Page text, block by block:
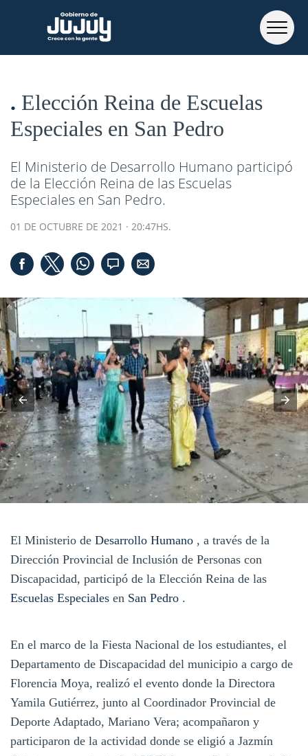
Elección Reina de Escuelas
Especiales en San Pedro
El Ministerio de Desarrollo Humano participó
de la Elección Reina de las Escuelas
Especiales en San Pedro.
01 DE OCTUBRE DE 2021 · 20:47HS.
El Ministerio de Desarrollo Humano , a través de la
Dirección Provincial de Inclusión de Personas con
Discapacidad, participó de la Elección Reina de las
Escuelas Especiales en San Pedro .
En el marco de la Fiesta Nacional de los estudiantes, el
Departamento de Discapacidad del municipio a cargo de
Florencia Moya, realizó el evento donde la Directora
Yamila Gutiérrez, junto al Coordinador Provincial de
Deporte Adaptado, Mariano Vera; acompañaron y
participaron de la actividad donde se eligió a Jazmín